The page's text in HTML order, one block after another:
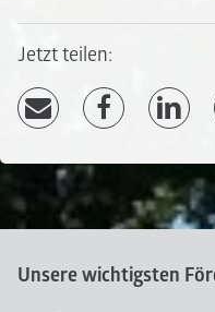
Jetzt teilen:
Unsere wichtigsten